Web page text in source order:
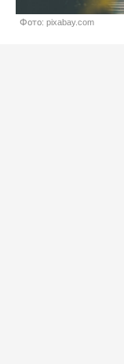
Фото: pixabay.com